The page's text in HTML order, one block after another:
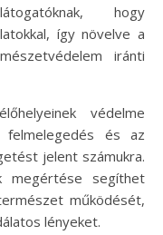
hogy
így növelve a
iránti
védelme
felmelegedés és az
jelent számukra.
megértése segíthet
működését,
lényeket.